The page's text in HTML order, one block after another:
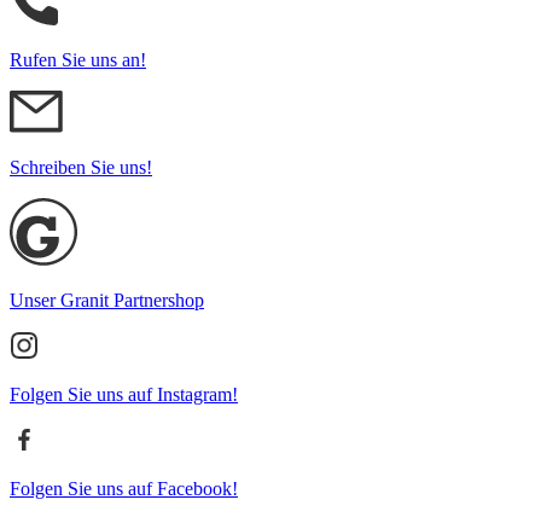
Rufen Sie uns an!
Schreiben Sie uns!
Unser Granit Partnershop
Folgen Sie uns auf Instagram!
Folgen Sie uns auf Facebook!